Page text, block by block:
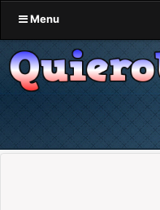
Menu